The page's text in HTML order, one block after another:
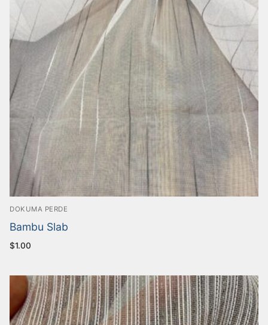
Armürlü Tül Perde
Brode Tül Perde
Yakut Serisi Brode Tül Perde
Keten Tül Perde
Örme Perde
Dokuma Perde
İLETİŞİM
DOKUMA PERDE
Bambu Slab
$1.00